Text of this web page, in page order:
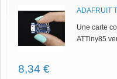
ADAFRUIT
Une carte
ATTiny85
8,34 €